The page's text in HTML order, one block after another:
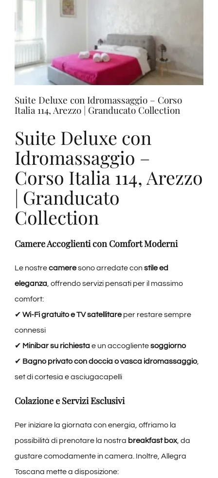
Suite Deluxe con Idromassaggio – Corso
Italia 114, Arezzo | Granducato Collection
Suite Deluxe con
Idromassaggio –
Corso Italia 114, Arezzo
| Granducato
Collection
Camere Accoglienti con Comfort Moderni
Le nostrecameresono arredate con stile ed
eleganza, offrendo servizi pensati per il massimo
comfort:
✔ Wi-Fi gratuito e TV satellitareper restare sempre
connessi
✔ Minibar su richiestae un accoglientesoggiorno
✔ Bagno privato con doccia o vasca idromassaggio,
set di cortesia e asciugacapelli
Colazione e Servizi Esclusivi
Per iniziare la giornata con energia, offriamo la
possibilità di prenotare la nostra breakfast box, da
gustare comodamente in camera. Inoltre, Allegra
Toscana mette a disposizione: